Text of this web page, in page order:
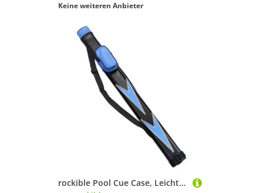
Keine weiteren Anbieter
rockible Pool Cue Case, Leichtes Tragbares Anti Scratch Billard Pool Cue Stick Tragetasche, Blau Schwarz